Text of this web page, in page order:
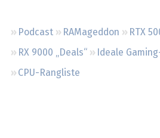
Podcast RAMageddon
RTX
RX 9000 „Deals“
Ideale
CPU-Rangliste